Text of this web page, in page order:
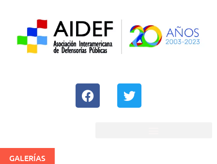
GALERÍAS